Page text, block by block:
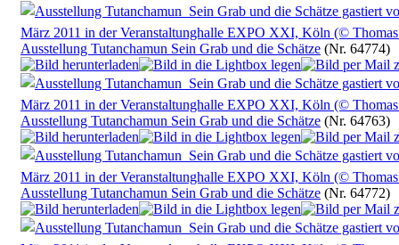
Ausstellung Tutanchamun Sein Grab und die Schätze (Nr. 64774)
Ausstellung Tutanchamun Sein Grab und die Schätze (Nr. 64763)
Ausstellung Tutanchamun Sein Grab und die Schätze (Nr. 64772)